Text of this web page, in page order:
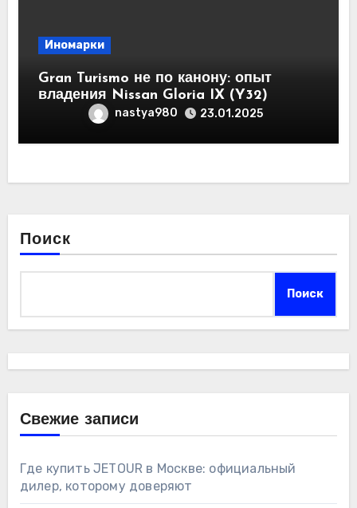
Иномарки
Gran Turismo не по канону: опыт
владения Nissan Gloria IX (Y32)
nastya980 23.01.2025
Поиск
Поиск
Свежие записи
Где купить JETOUR в Москве: официальный
дилер, которому доверяют